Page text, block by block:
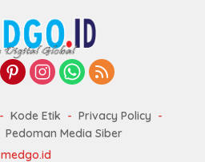
Kode Etik
Privacy Policy
Pedoman Media Siber
medgo.id